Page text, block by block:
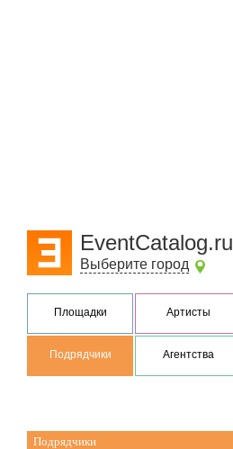
EventCatalog.ru
Выберите город
Площадки Артисты
Подрядчики Агентства
Подрядчики